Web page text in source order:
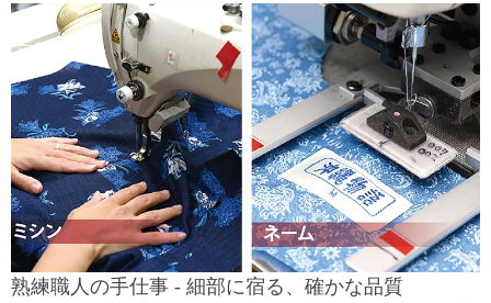
熟練職人の手仕事 - 細部に宿る、確かな品質